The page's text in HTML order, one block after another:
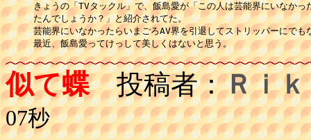
きょうの「TVタックル」で、飯島愛が「この人は芸能界にいなかっ
たんでしょうか？」と紹介されてた。
芸能界にいなかったらいまごろAV界を引退してストリッパーにでも
似て蝶投稿者：Ｒｉ
07秒